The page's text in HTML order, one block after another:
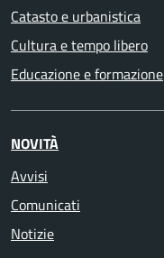
Catasto e urbanistica
Cultura e tempo libero
Educazione e formazione
NOVITÀ
Avvisi
Comunicati
Notizie